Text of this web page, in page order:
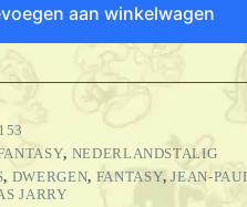
aan winkelwagen
, NEDERLANDSTALIG
, DWERGEN, FANTASY,JEAN-
JARRY